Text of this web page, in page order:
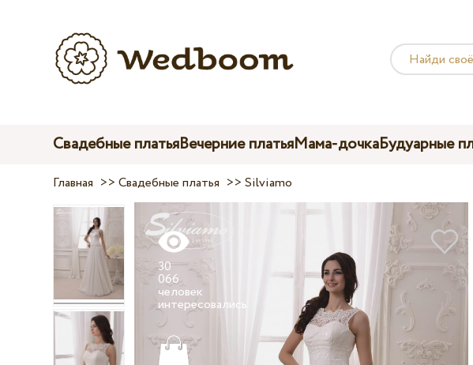
Свадебные платьяВечерние платьяМама-дочкаБудуарные
Главная >>Свадебные платья >>Silviamo
30
066
человек